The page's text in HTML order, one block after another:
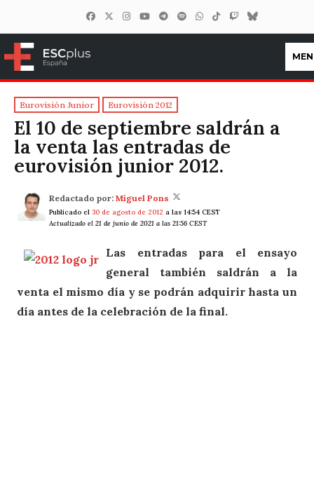
ESCplus España
Eurovisión Junior Eurovisión 2012
El 10 de septiembre saldrán a
la venta las entradas de
eurovisión junior 2012.
Redactado por: Miguel Pons
Publicado el 30 de agosto de 2012 a las 14:54 CEST
Actualizado el 21 de junio de 2021 a las 21:56 CEST
Las entradas para el ensayo
general también saldrán a la
venta el mismo día y se podrán adquirir hasta un
día antes de la celebración de la final.